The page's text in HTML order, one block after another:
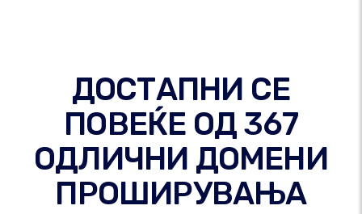
ДОСТАПНИ СЕ
ПОВЕЌЕ ОД 367
ОДЛИЧНИ ДОМЕНИ
ПРОШИРУВАЊА